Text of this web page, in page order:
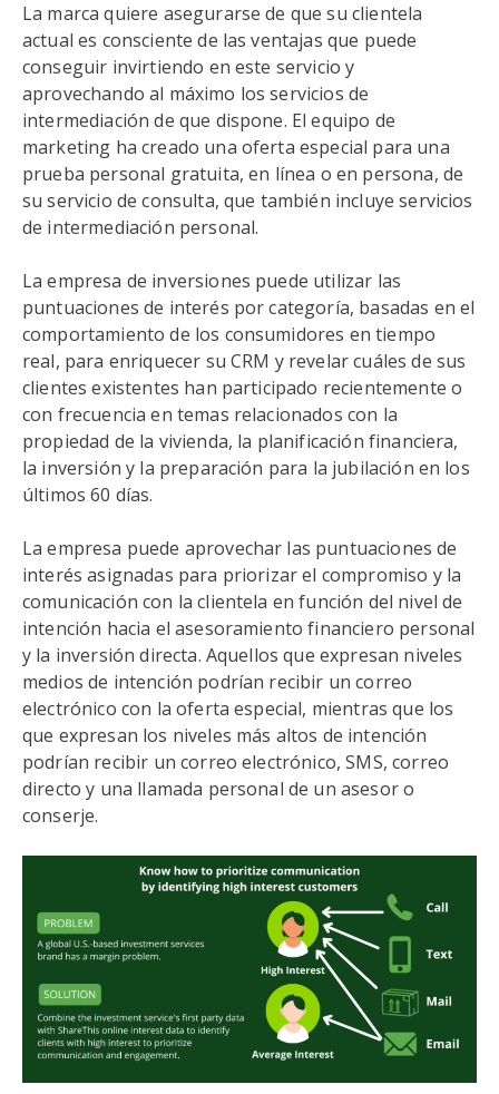
La marca quiere asegurarse de que su clientela
actual es consciente de las ventajas que puede
conseguir invirtiendo en este servicio y
aprovechando al máximo los servicios de
intermediación de que dispone. El equipo de
marketing ha creado una oferta especial para una
prueba personal gratuita, en línea o en persona, de
su servicio de consulta, que también incluye servicios
de intermediación personal.
La empresa de inversiones puede utilizar las
puntuaciones de interés por categoría, basadas en el
comportamiento de los consumidores en tiempo
real, para enriquecer su CRM y revelar cuáles de sus
clientes existentes han participado recientemente o
con frecuencia en temas relacionados con la
propiedad de la vivienda, la planificación financiera,
la inversión y la preparación para la jubilación en los
últimos 60 días.
La empresa puede aprovechar las puntuaciones de
interés asignadas para priorizar el compromiso y la
comunicación con la clientela en función del nivel de
intención hacia el asesoramiento financiero personal
y la inversión directa. Aquellos que expresan niveles
medios de intención podrían recibir un correo
electrónico con la oferta especial, mientras que los
que expresan los niveles más altos de intención
podrían recibir un correo electrónico, SMS, correo
directo y una llamada personal de un asesor o
conserje.